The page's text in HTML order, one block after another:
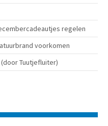
regelen
voorkomen
Tuutjefluiter)